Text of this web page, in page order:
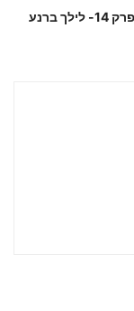
צחוק בצד פרק 14- לילך ברנע